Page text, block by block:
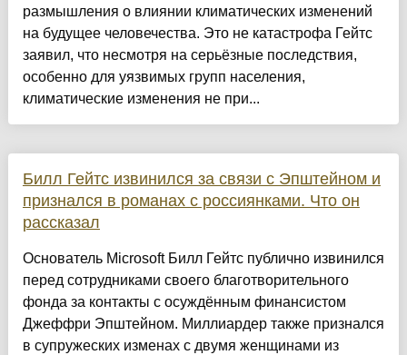
размышления о влиянии климатических изменений
на будущее человечества. Это не катастрофа Гейтс
заявил, что несмотря на серьёзные последствия,
особенно для уязвимых групп населения,
климатические изменения не при...
Билл Гейтс извинился за связи с Эпштейном и
признался в романах с россиянками. Что он
рассказал
Основатель Microsoft Билл Гейтс публично извинился
перед сотрудниками своего благотворительного
фонда за контакты с осуждённым финансистом
Джеффри Эпштейном. Миллиардер также признался
в супружеских изменах с двумя женщинами из